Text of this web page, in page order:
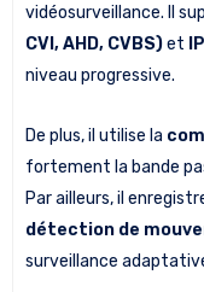
vidéosurveillance. Il
CVI, AHD, CVBS)et
niveau progressive.
De plus, il utilise la
fortement la bande
Par ailleurs, il
détection de
surveillance